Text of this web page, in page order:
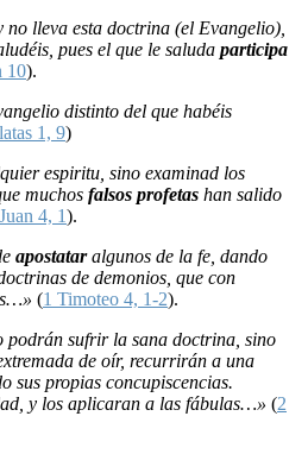
no lleva esta doctrina (el Evangelio),
pues el que le saluda participa
10).
distinto del que habéis
1, 9)
espiritu, sino examinad los
muchos falsos profetas han salido
4, 1).
apostataralgunos de la fe, dando
de demonios, que con
(1 Timoteo 4, 1-2).
podrán sufrir la sana doctrina, sino
de oír, recurrirán a una
sus propias concupiscencias.
y los aplicaran a las fábulas…» (2